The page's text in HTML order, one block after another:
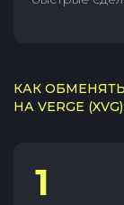
КАК ОБМЕНЯТЬ
НА VERGE (XVG):
1